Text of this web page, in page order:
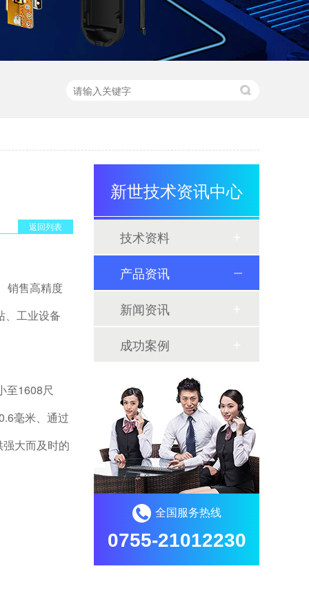
返回列表
销售高精度
、工业设备
至1608尺
毫米、通过
大而及时的
新世技术资讯中心
技术资料
产品资讯
新闻资讯
成功案例
全国服务热线
0755-21012230